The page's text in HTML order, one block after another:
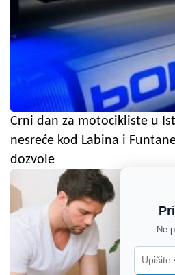
Crni dan za motocikliste u
nesreće kod Labina i
dozvole
Ne